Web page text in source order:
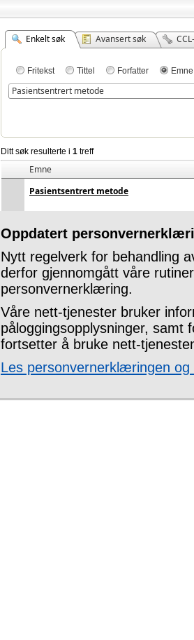
Enkelt søk Avansert søk
Fritekst Tittel Forfatter Emne
Ditt søk resulterte i 1 treff
Emne
Pasientsentrert metode
Oppdatert
Nytt regelverk for behandling
derfor gjennomgått våre
personvernerklæring.
Våre nett-tjenester bruker
påloggingsopplysninger, samt
fortsetter å bruke nett-
Les personvernerklæringen